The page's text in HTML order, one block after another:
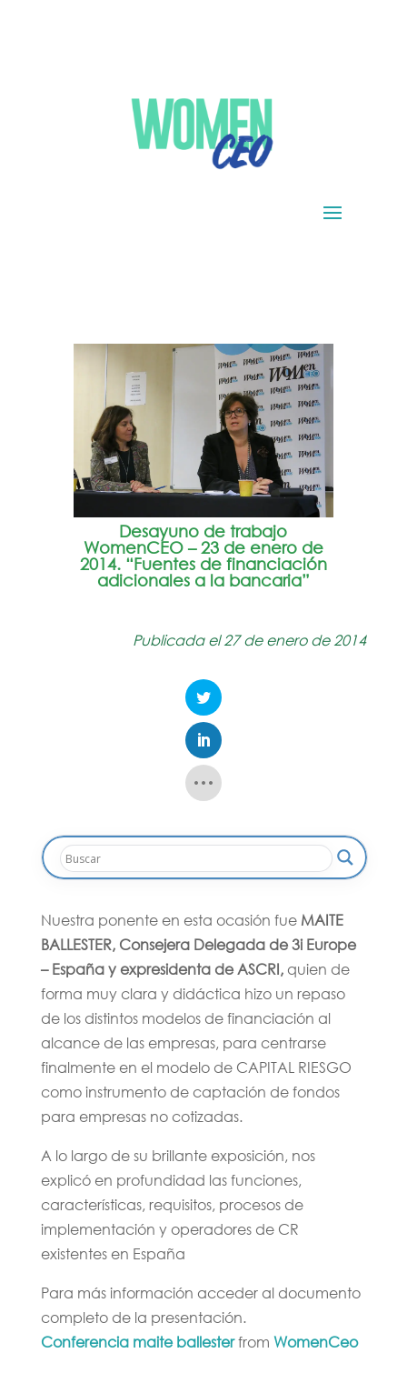
Desayuno de trabajo
WomenCEO – 23 de enero de
2014. “Fuentes de financiación
adicionales a la bancaria”
Publicada el 27 de enero de 2014
Nuestra ponente en esta ocasión fue MAITE
BALLESTER, Consejera Delegada de 3i Europe
– España y expresidenta de ASCRI, quien de
forma muy clara y didáctica hizo un repaso
de los distintos modelos de financiación al
alcance de las empresas, para centrarse
finalmente en el modelo de CAPITAL RIESGO
como instrumento de captación de fondos
para empresas no cotizadas.
A lo largo de su brillante exposición, nos
explicó en profundidad las funciones,
características, requisitos, procesos de
implementación y operadores de CR
existentes en España
Para más información acceder al documento
completo de la presentación.
Conferencia maite ballester from WomenCeo